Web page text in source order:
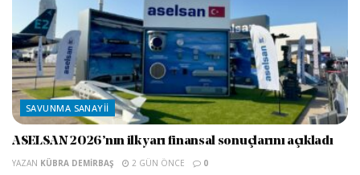
SAVUNMA SANAYII
ASELSAN 2026’nın ilk yarı finansal sonuçlarını açıkladı
YAZAN KÜBRA DEMIRBAŞ 2 GÜN ÖNCE 0